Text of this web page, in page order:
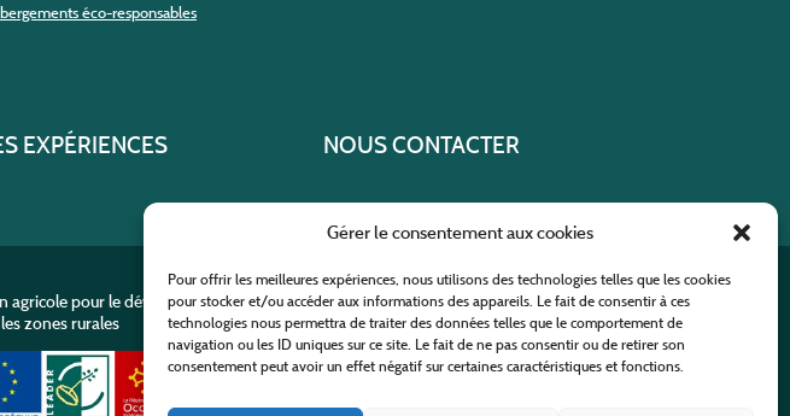
Gérer le consentement aux cookies
Pour offrir les meilleures expériences, nous utilisons des technologies telles que les cookies
pour stocker et/ou accéder aux informations des appareils. Le fait de consentir à ces
technologies nous permettra de traiter des données telles que le comportement de
navigation ou les ID uniques sur ce site. Le fait de ne pas consentir ou de retirer son
consentement peut avoir un effet négatif sur certaines caractéristiques et fonctions.
éco-responsables
EXPÉRIENCES
NOUS CONTACTER
agricole pour le développement rural
zones rurales